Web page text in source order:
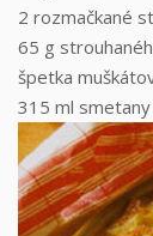
2 rozmačkané
65 g
špetka
315 ml smetany